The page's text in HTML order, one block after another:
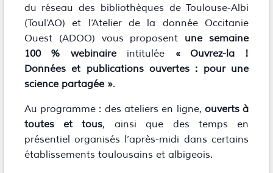
du réseau des bibliothèques de Toulouse-Albi
(Toul’AO) et l’Atelier de la donnée Occitanie
Ouest (ADOO) vous proposent une semaine
100 % webinaire intitulée« Ouvrez-la !
Données et publications ouvertes : pour une
science partagée ».
Au programme : des ateliers en ligne, ouverts à
toutes et tous, ainsi que des temps en
présentiel organisés l’après-midi dans certains
établissements toulousains et albigeois.